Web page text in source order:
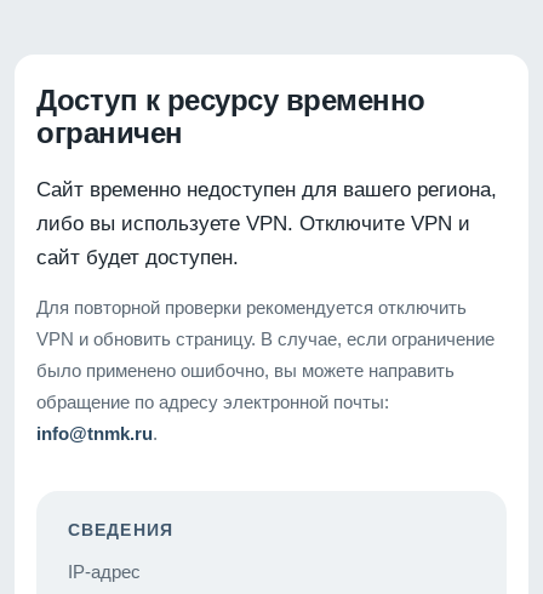
Доступ к ресурсу временно
ограничен
Сайт временно недоступен для вашего региона,
либо вы используете VPN. Отключите VPN и
сайт будет доступен.
Для повторной проверки рекомендуется отключить
VPN и обновить страницу. В случае, если ограничение
было применено ошибочно, вы можете направить
обращение по адресу электронной почты:
info@tnmk.ru.
СВЕДЕНИЯ
IP-адрес